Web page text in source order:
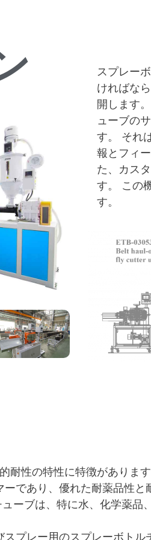
スプレー
ければな
開します
ューブの
す。 それ
報とフィ
た、カス
す。 この
す。
耐性の特性に特徴がありま
であり、優れた耐薬品性と
ーブは、特に水、化学薬品
プレー用のスプレーボトル